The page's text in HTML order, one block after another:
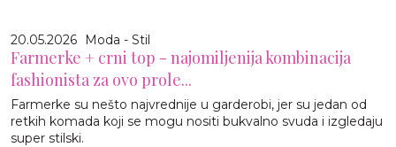
20.05.2026 Moda - Stil
Farmerke + crni top - najomiljenija kombinacija
fashionista za ovo prole...
Farmerke su nešto najvrednije u garderobi, jer su jedan od
retkih komada koji se mogu nositi bukvalno svuda i izgledaju
super stilski.